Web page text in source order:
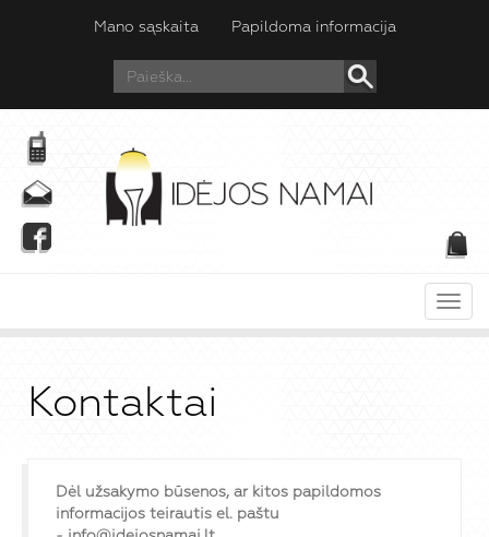
Mano sąskaita Papildoma informacija
Kontaktai
Dėl užsakymo būsenos, ar kitos papildomos
informacijos teirautis el. paštu